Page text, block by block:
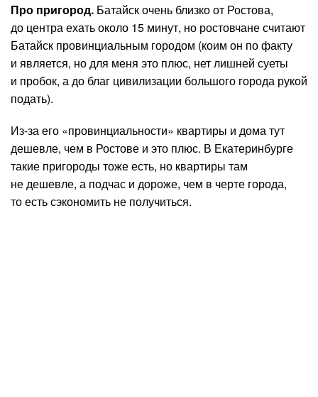
Про пригород. Батайск очень близко от Ростова,
до центра ехать около 15 минут, но ростовчане считают
Батайск провинциальным городом (коим он по факту
и является, но для меня это плюс, нет лишней суеты
и пробок, а до благ цивилизации большого города рукой
подать).
Из-за его «провинциальности» квартиры и дома тут
дешевле, чем в Ростове и это плюс. В Екатеринбурге
такие пригороды тоже есть, но квартиры там
не дешевле, а подчас и дороже, чем в черте города,
то есть сэкономить не получиться.